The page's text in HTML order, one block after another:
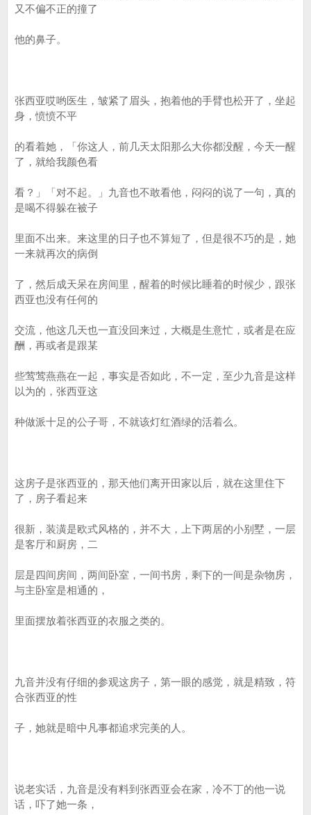
又不偏不正的撞了
他的鼻子。
张西亚哎哟医生，皱紧了眉头，抱着他的手臂也松开了，坐起
身，愤愤不平
的看着她，「你这人，前几天太阳那么大你都没醒，今天一醒
了，就给我颜色看
看？」「对不起。」九音也不敢看他，闷闷的说了一句，真的
是喝不得躲在被子
里面不出来。来这里的日子也不算短了，但是很不巧的是，她
一来就再次的病倒
了，然后成天呆在房间里，醒着的时候比睡着的时候少，跟张
西亚也没有任何的
交流，他这几天也一直没回来过，大概是生意忙，或者是在应
酬，再或者是跟某
些莺莺燕燕在一起，事实是否如此，不一定，至少九音是这样
以为的，张西亚这
种做派十足的公子哥，不就该灯红酒绿的活着么。
这房子是张西亚的，那天他们离开田家以后，就在这里住下
了，房子看起来
很新，装潢是欧式风格的，并不大，上下两居的小别墅，一层
是客厅和厨房，二
层是四间房间，两间卧室，一间书房，剩下的一间是杂物房，
与主卧室是相通的，
里面摆放着张西亚的衣服之类的。
九音并没有仔细的参观这房子，第一眼的感觉，就是精致，符
合张西亚的性
子，她就是暗中凡事都追求完美的人。
说老实话，九音是没有料到张西亚会在家，冷不丁的他一说
话，吓了她一条，